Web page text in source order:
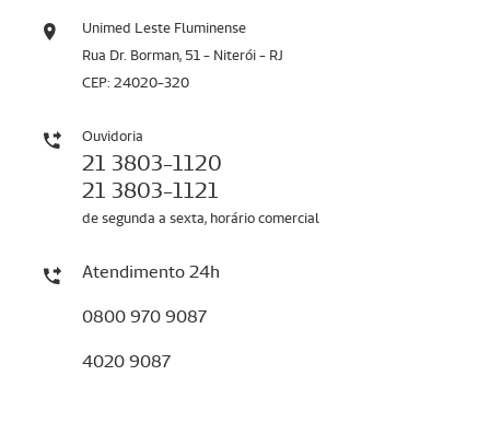
Unimed Leste Fluminense
Rua Dr. Borman, 51 - Niterói - RJ
CEP: 24020-320
Ouvidoria
21 3803-1120
21 3803-1121
de segunda a sexta, horário comercial
Atendimento 24h
0800 970 9087
4020 9087